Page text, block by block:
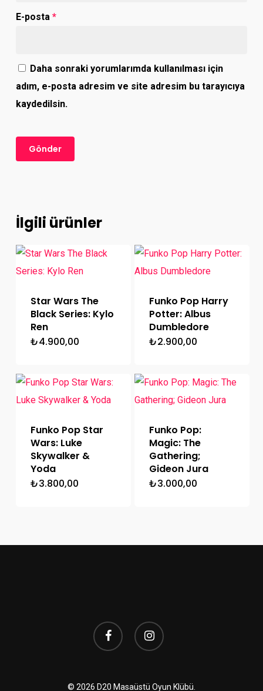
E-posta *
Daha sonraki yorumlarımda kullanılması için
adım, e-posta adresim ve site adresim bu tarayıcıya
kaydedilsin.
İlgili ürünler
Star Wars The
Black Series: Kylo
Ren
₺4.900,00
Funko Pop Harry
Potter: Albus
Dumbledore
₺2.900,00
Funko Pop Star
Wars: Luke
Skywalker &
Yoda
₺3.800,00
Funko Pop:
Magic: The
Gathering;
Gideon Jura
₺3.000,00
facebook instagram
© 2026 D20 Masaüstü Oyun Klübü.